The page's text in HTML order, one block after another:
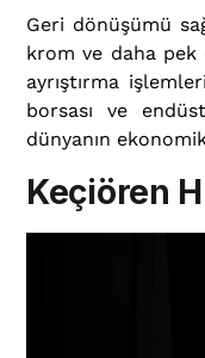
Geri dönüşümü
krom ve daha pek
ayrıştırma
borsası ve
dünyanın
Keçiören